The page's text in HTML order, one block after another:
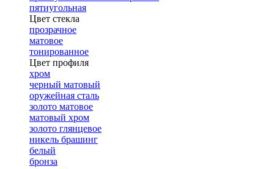
пятиугольная
Цвет стекла
прозрачное
матовое
тонированное
Цвет профиля
хром
черный матовый
оружейная сталь
золото матовое
матовый хром
золото глянцевое
никель брашинг
белый
бронза